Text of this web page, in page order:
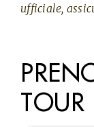
ufficiale,
TOUR